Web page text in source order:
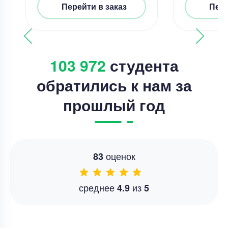
Перейти в заказ
103 972 студента
обратились к нам за
прошлый год
83оценок
среднее4.9 из5